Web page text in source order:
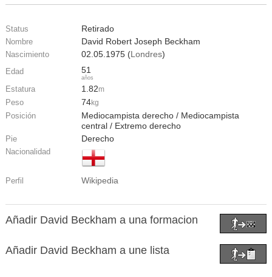
Status Retirado
Nombre David Robert Joseph Beckham
Nascimiento 02.05.1975 (Londres)
Edad 51
años
Estatura 1.82m
Peso 74kg
Posición
Mediocampista derecho / Mediocampista
central / Extremo derecho
Pie Derecho
Nacionalidad
Perfil Wikipedia
Añadir David Beckham a una formacion
Añadir David Beckham a une lista